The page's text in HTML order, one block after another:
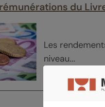
du
Les
niveau...